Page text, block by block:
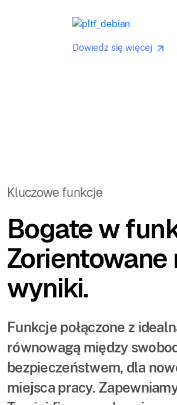
Dowiedz się więcej
Kluczowe funkcje
Bogate w
Zorientowane
wyniki.
Funkcje połączone z
równowagą między
bezpieczeństwem, dla
miejsca pracy.